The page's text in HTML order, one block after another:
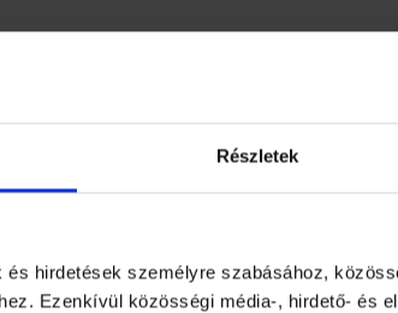
Részletek
és hirdetések személyre szabásához,
Ezenkívül közösségi média-, hirdető- és